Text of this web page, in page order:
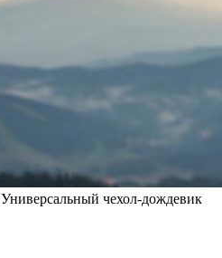
Универсальный чехол-дождевик